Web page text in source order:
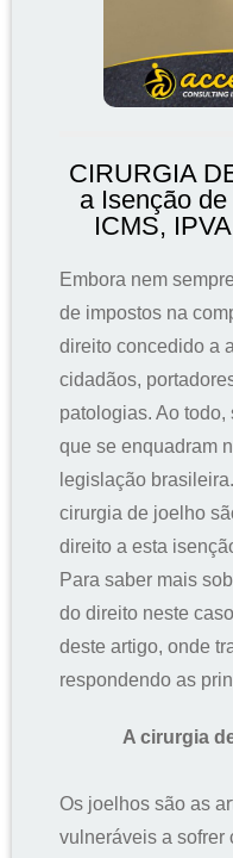
CIRURGIA
a Isenção
ICMS,
Embora nem
de impostos na
direito concedido a
cidadãos,
patologias. Ao
que se enquadram
legislação
cirurgia de joelho
direito a esta
Para saber mais
do direito neste
deste artigo, onde
respondendo as
A cirurgia
Os joelhos são as
vulneráveis a sofrer